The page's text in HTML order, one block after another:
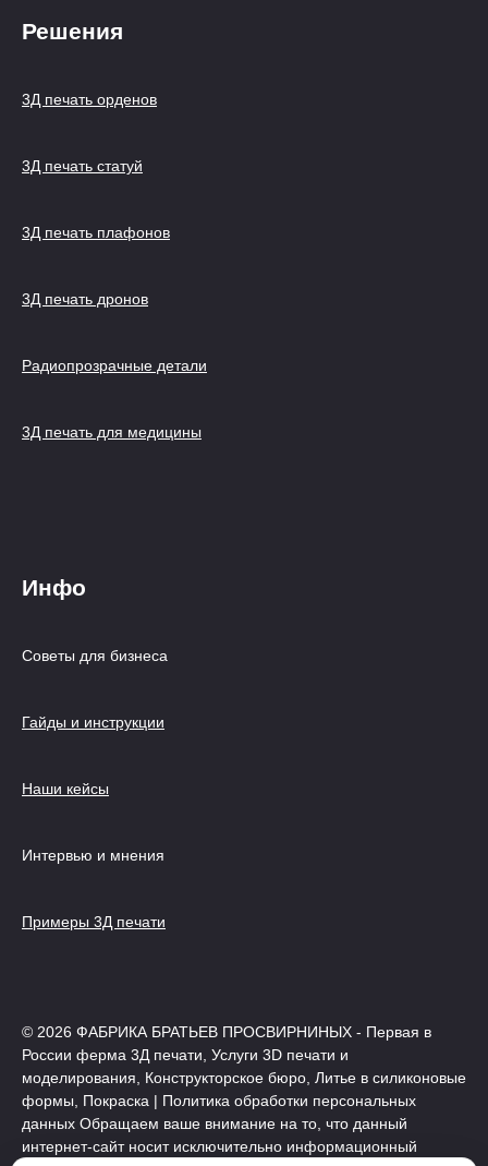
Решения
3Д печать орденов
3Д печать статуй
3Д печать плафонов
3Д печать дронов
Радиопрозрачные детали
3Д печать для медицины
Инфо
Советы для бизнеса
Гайды и инструкции
Наши кейсы
Интервью и мнения
Примеры 3Д печати
© 2026 ФАБРИКА БРАТЬЕВ ПРОСВИРНИНЫХ - Первая в
России ферма 3Д печати, Услуги 3D печати и
моделирования, Конструкторское бюро, Литье в силиконовые
формы, Покраска | Политика обработки персональных
данных Обращаем ваше внимание на то, что данный
интернет-сайт носит исключительно информационный